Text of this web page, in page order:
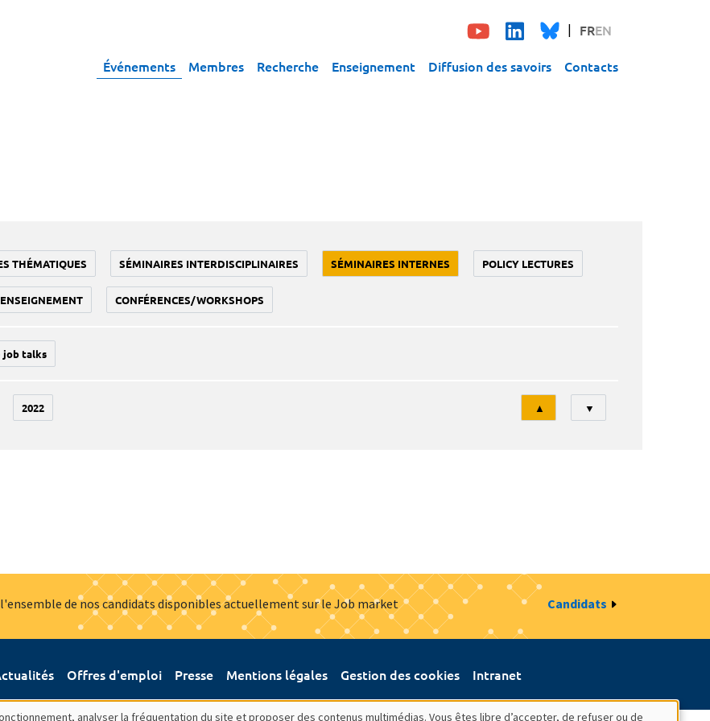
FREN
Événements Membres Recherche Enseignement Diffusion des savoirs Contacts
THÉMATIQUES SÉMINAIRES INTERDISCIPLINAIRES SÉMINAIRES INTERNES POLICY LECTURES
ENSEIGNEMENT CONFÉRENCES/WORKSHOPS
job talks
2022
Tri
▲ ▼
de nos candidats disponibles actuellement sur le Job market Candidats
Offres d'emploi Presse Mentions légales Gestion des cookies Intranet
analyser la fréquentation du site et proposer des contenus multimédias. Vous êtes libre d’accepter, de refuser ou de